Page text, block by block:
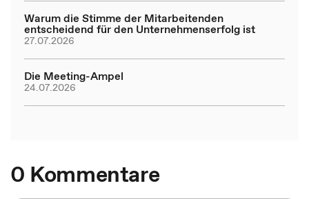
Warum die Stimme der Mitarbeitenden
entscheidend für den Unternehmenserfolg ist
27.07.2026
Die Meeting-Ampel
24.07.2026
0 Kommentare